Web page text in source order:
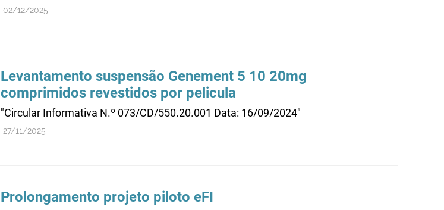
02/12/2025
Levantamento suspensão Genement 5 10 20mg
comprimidos revestidos por pelicula
"Circular Informativa N.º 073/CD/550.20.001 Data: 16/09/2024"
27/11/2025
Prolongamento projeto piloto eFI